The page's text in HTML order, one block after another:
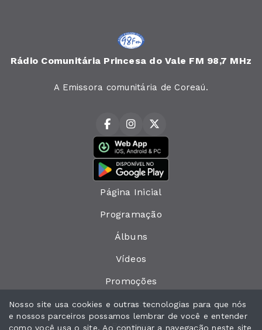
Rádio Comunitária Princesa do Vale FM 98,7 MHz
A Emissora comunitária de Coreaú.
Página Inicial
Programação
Álbuns
Vídeos
Promoções
Eventos
Recados
Nosso site usa cookies e outras tecnologias para que nós
e nossos parceiros possamos lembrar de você e entender
como você usa o site. Ao continuar a navegação neste site